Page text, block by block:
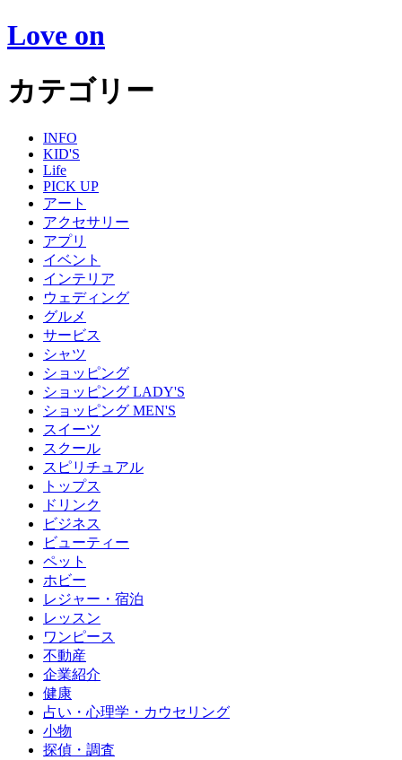
Love on
カテゴリー
INFO
KID'S
Life
PICK UP
アート
アクセサリー
アプリ
イベント
インテリア
ウェディング
グルメ
サービス
シャツ
ショッピング
ショッピング LADY'S
ショッピング MEN'S
スイーツ
スクール
スピリチュアル
トップス
ドリンク
ビジネス
ビューティー
ペット
ホビー
レジャー・宿泊
レッスン
ワンピース
不動産
企業紹介
健康
占い・心理学・カウセリング
小物
探偵・調査